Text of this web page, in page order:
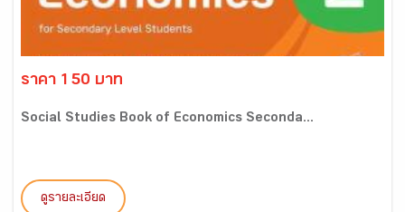
ราคา 150 บาท
Social Studies Book of Economics Seconda...
ดูรายละเอียด